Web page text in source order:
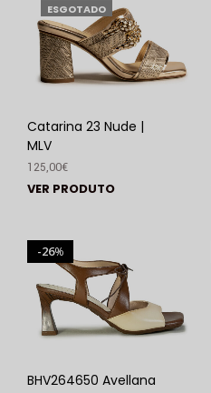
ESGOTADO
Catarina 23 Nude |
MLV
125,00€
VER PRODUTO
%
26
BHV264650 Avellana